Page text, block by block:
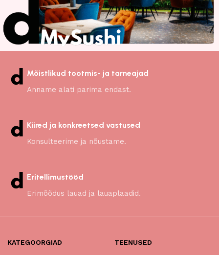
Mõistlikud tootmis- ja tarneajad
Anname alati parima endast.
Kiired ja konkreetsed vastused
Konsulteerime ja nõustame.
Eritellimustööd
Erimõõdus lauad ja lauaplaadid.
KATEGOORGIAD TEENUSED